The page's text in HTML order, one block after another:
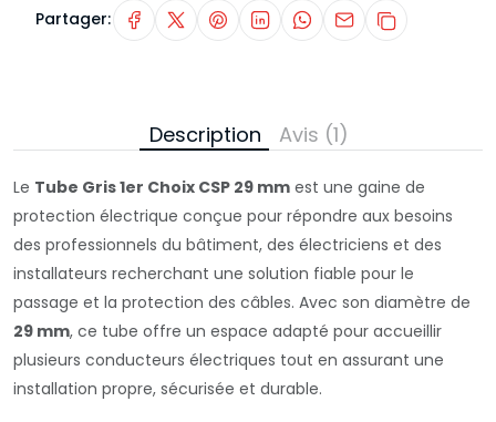
Partager:
Description Avis (1)
Le Tube Gris 1er Choix CSP 29 mm est une gaine de
protection électrique conçue pour répondre aux besoins
des professionnels du bâtiment, des électriciens et des
installateurs recherchant une solution fiable pour le
passage et la protection des câbles. Avec son diamètre de
29 mm, ce tube offre un espace adapté pour accueillir
plusieurs conducteurs électriques tout en assurant une
installation propre, sécurisée et durable.